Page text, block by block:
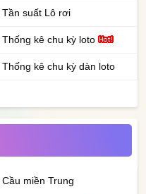
Tần suất Lô rơi
Thống kê chu kỳ loto
Thống kê chu kỳ dàn loto
Cầu miền Trung